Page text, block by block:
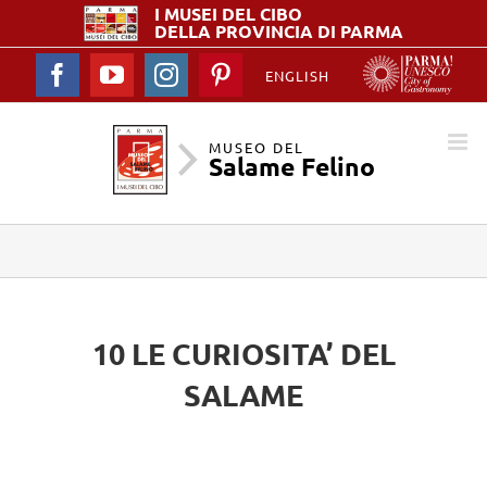
I MUSEI DELCIBO
DELLA PROVINCIA DI PARMA
ENGLISH
FacebookYouTubeInstagramPinterest
MUSEO DEL
Salame Felino
10 LE CURIOSITA’ DEL
SALAME